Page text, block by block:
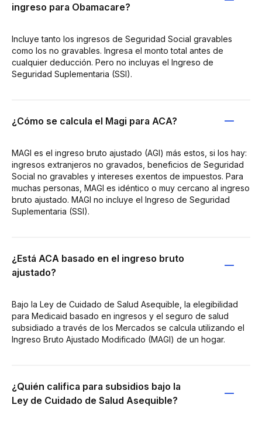
ingreso para Obamacare?
Incluye tanto los ingresos de Seguridad Social gravables
como los no gravables. Ingresa el monto total antes de
cualquier deducción. Pero no incluyas el Ingreso de
Seguridad Suplementaria (SSI).
¿Cómo se calcula el Magi para ACA?
MAGI es el ingreso bruto ajustado (AGI) más estos, si los hay:
ingresos extranjeros no gravados, beneficios de Seguridad
Social no gravables y intereses exentos de impuestos. Para
muchas personas, MAGI es idéntico o muy cercano al ingreso
bruto ajustado. MAGI no incluye el Ingreso de Seguridad
Suplementaria (SSI).
¿Está ACA basado en el ingreso bruto
ajustado?
Bajo la Ley de Cuidado de Salud Asequible, la elegibilidad
para Medicaid basado en ingresos y el seguro de salud
subsidiado a través de los Mercados se calcula utilizando el
Ingreso Bruto Ajustado Modificado (MAGI) de un hogar.
¿Quién califica para subsidios bajo la
Ley de Cuidado de Salud Asequible?